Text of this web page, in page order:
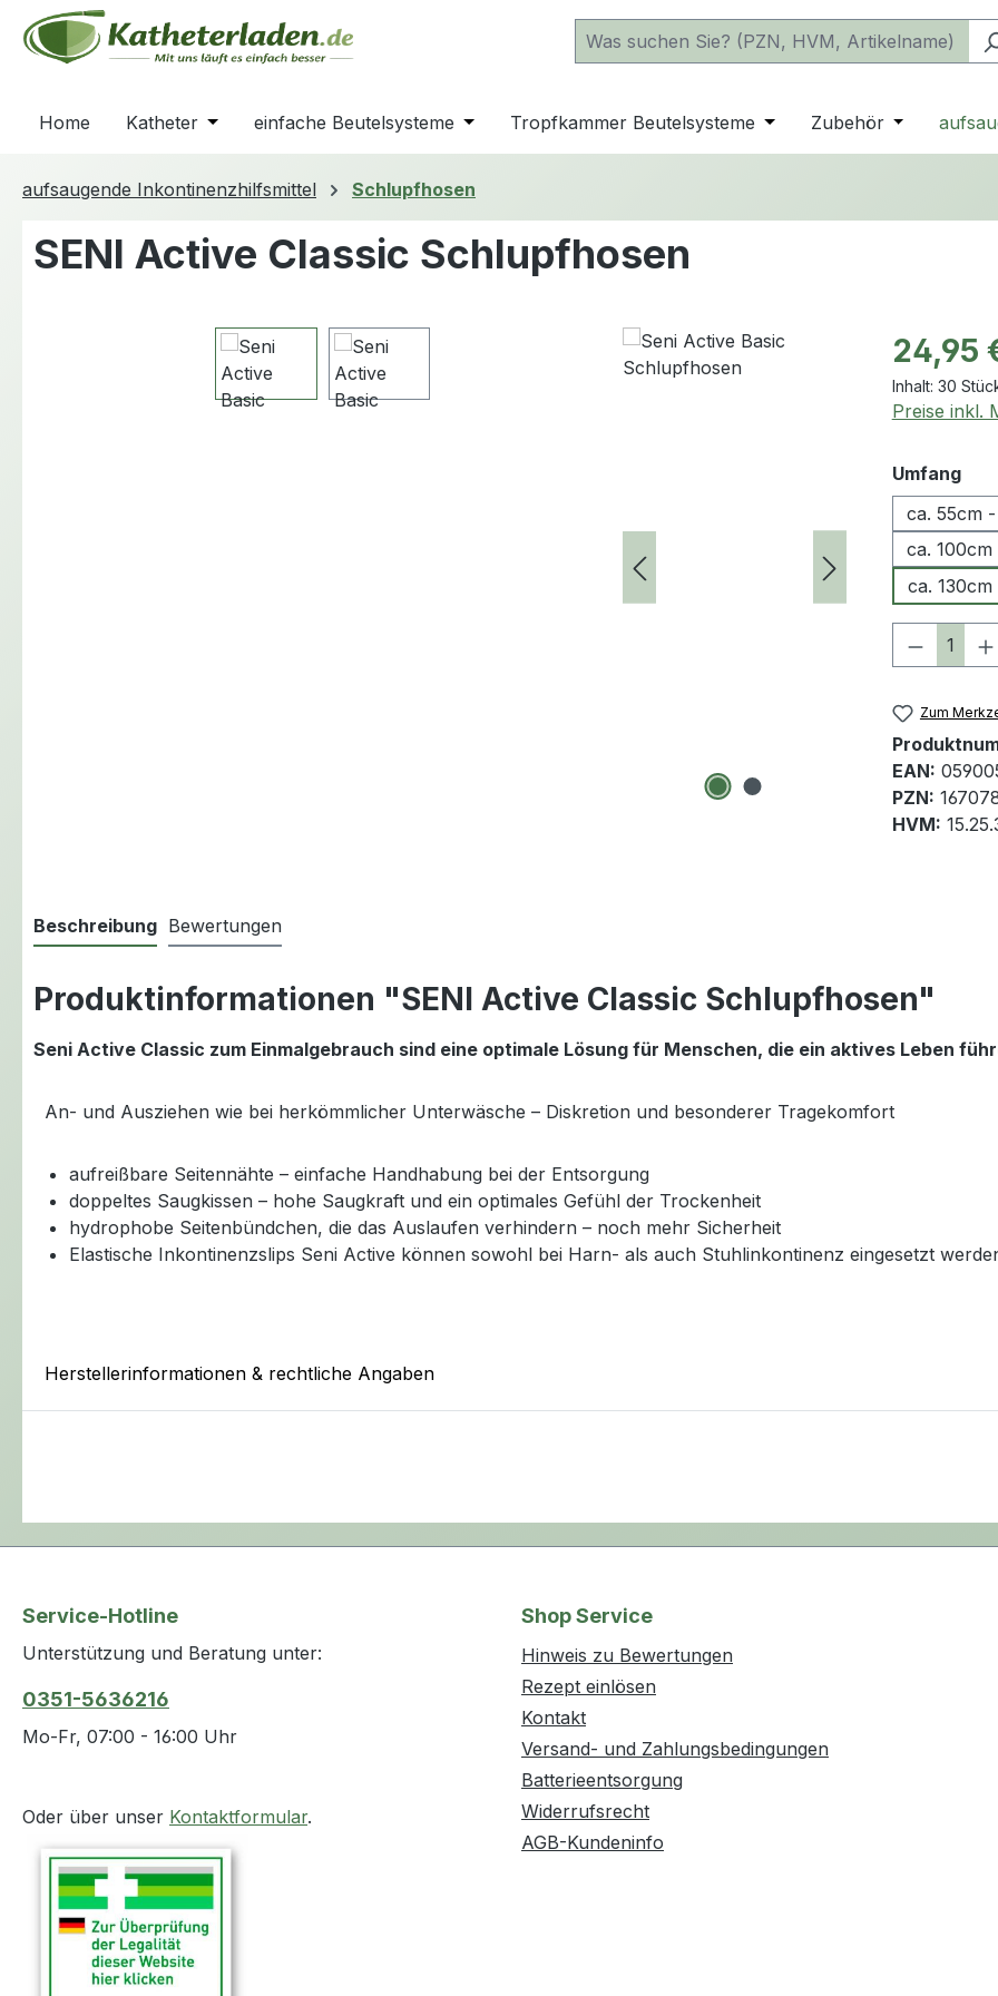
Hauptinhalt springen
Zur Suche springen
Zur Hauptnavigation springen
Home Katheter Öffne oder Schließe das Dropdown der Kategorie Katheter
einfache Beutelsysteme Öffne oder Schließe das Dropdown der Kategorie einfache
Tropfkammer Beutelsysteme Öffne oder Schließe das
Zubehör Öffne oder
aufsaugende Inkontinenzhilfsmittel Schlupfhosen
SENI Active Classic Schlupfhosen
Bildergalerie überspringen Regulärer
24,95
Inhalt: 30
Preise inkl.
Umfang
ca. 55cm
ca.
ca.
Zum
EAN:
PZN:
HVM:
Beschreibung Bewertungen
Produktinformationen "SENI Active Classic Schlupfhosen"
Seni Active Classic zum Einmalgebrauch sind eine optimale Lösung für Menschen, die ein aktives Leben
An- und Ausziehen wie bei herkömmlicher Unterwäsche – Diskretion und besonderer Tragekomfort
aufreißbare Seitennähte – einfache Handhabung bei der Entsorgung
doppeltes Saugkissen – hohe Saugkraft und ein optimales Gefühl der Trockenheit
hydrophobe Seitenbündchen, die das Auslaufen verhindern – noch mehr Sicherheit
Elastische Inkontinenzslips Seni Active können sowohl bei Harn- als auch Stuhlinkontinenz eingesetzt
Herstellerinformationen & rechtliche Angaben
Service-Hotline
Unterstützung und Beratung unter:
0351-5636216
Mo-Fr, 07:00 - 16:00 Uhr
Oder über unser Kontaktformular.
Shop Service
Hinweis zu Bewertungen
Rezept einlösen
Kontakt
Versand- und Zahlungsbedingungen
Batterieentsorgung
Widerrufsrecht
AGB-Kundeninfo